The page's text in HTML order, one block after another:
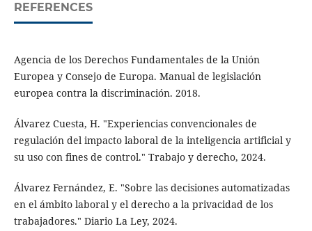
REFERENCES
Agencia de los Derechos Fundamentales de la Unión
Europea y Consejo de Europa. Manual de legislación
europea contra la discriminación. 2018.
Álvarez Cuesta, H. "Experiencias convencionales de
regulación del impacto laboral de la inteligencia artificial y
su uso con fines de control." Trabajo y derecho, 2024.
Álvarez Fernández, E. "Sobre las decisiones automatizadas
en el ámbito laboral y el derecho a la privacidad de los
trabajadores." Diario La Ley, 2024.